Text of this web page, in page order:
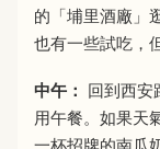
的「埔里酒廠」
也有一些試吃，
中午： 回到西安
用午餐。如果天